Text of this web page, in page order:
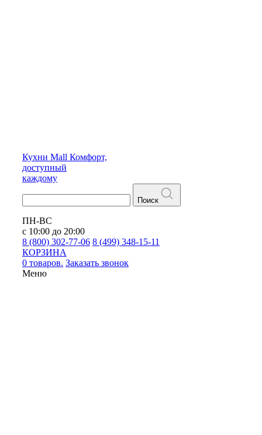
Кухни Mall Комфорт,
доступный
каждому
Поиск
ПН-ВС
с 10:00 до 20:00
8 (800) 302-77-06 8 (499) 348-15-11
КОРЗИНА
0 товаров. Заказать звонок
Меню